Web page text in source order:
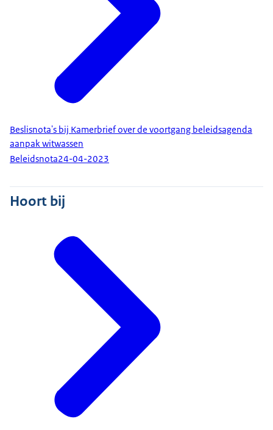
Beslisnota's bij Kamerbrief over de voortgang beleidsagenda
aanpak witwassen
Beleidsnota24-04-2023
Hoort bij